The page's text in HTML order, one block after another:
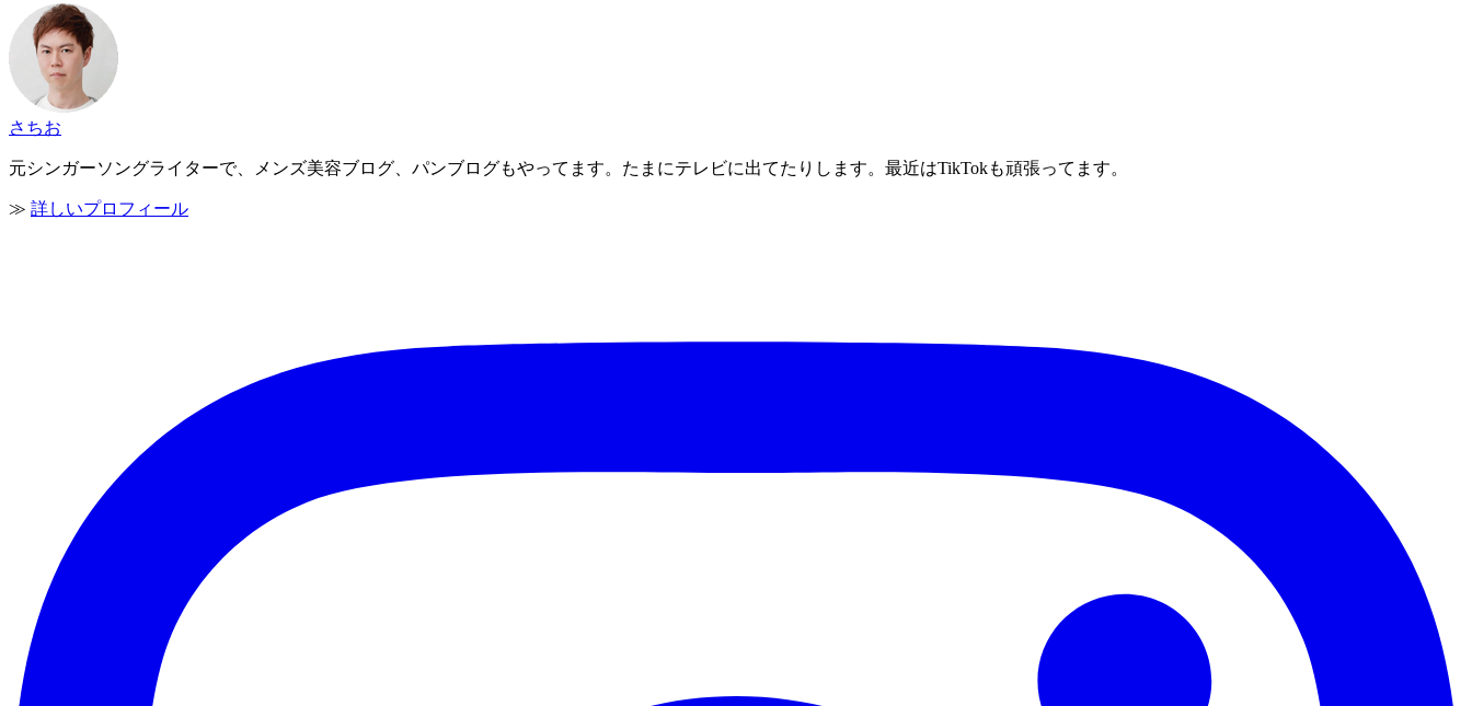
さちお
元シンガーソングライターで、メンズ美容ブログ、パンブログもやってます。たまにテレビに出てたりします。最近はTikTokも頑張ってます。
≫ 詳しいプロフィール